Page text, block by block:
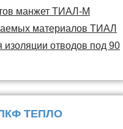
манжет ТИАЛ-М
материалов ТИАЛ
изоляции отводов под 90
ТЕПЛО